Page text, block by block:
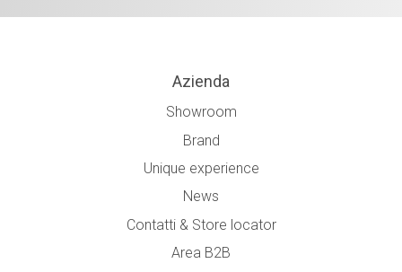
Azienda
Showroom
Brand
Unique experience
News
Contatti & Store locator
Area B2B